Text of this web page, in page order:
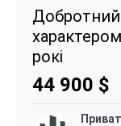
рокі
44 900 $